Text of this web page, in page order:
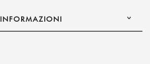
INFORMAZIONI